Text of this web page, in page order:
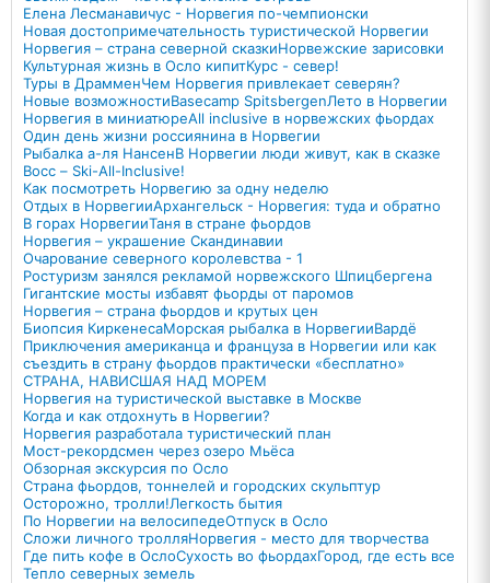
Елена Лесманавичус - Норвегия по-чемпионски
Новая достопримечательность туристической Норвегии
Норвегия – страна северной сказкиНорвежские зарисовки
Культурная жизнь в Осло кипитКурс - север!
Туры в ДрамменЧем Норвегия привлекает северян?
Новые возможностиBasecamp SpitsbergenЛето в Норвегии
Норвегия в миниатюреAll inclusive в норвежских фьордах
Один день жизни россиянина в Норвегии
Рыбалка а-ля НансенВ Норвегии люди живут, как в сказке
Восс – Ski-All-Inclusive!
Как посмотреть Норвегию за одну неделю
Отдых в НорвегииАрхангельск - Норвегия: туда и обратно
В горах НорвегииТаня в стране фьордов
Норвегия – украшение Скандинавии
Очарование северного королевства - 1
Ростуризм занялся рекламой норвежского Шпицбергена
Гигантские мосты избавят фьорды от паромов
Норвегия – страна фьордов и крутых цен
Биопсия КиркенесаМорская рыбалка в НорвегииВардё
Приключения американца и француза в Норвегии или как
съездить в страну фьордов практически «бесплатно»
СТРАНА, НАВИСШАЯ НАД МОРЕМ
Норвегия на туристической выставке в Москве
Когда и как отдохнуть в Норвегии?
Норвегия разработала туристический план
Мост-рекордсмен через озеро Мьёса
Обзорная экскурсия по Осло
Страна фьордов, тоннелей и городских скульптур
Осторожно, тролли!Легкость бытия
По Норвегии на велосипедеОтпуск в Осло
Сложи личного тролляНорвегия - место для творчества
Где пить кофе в ОслоСухость во фьордахГород, где есть все
Тепло северных земель